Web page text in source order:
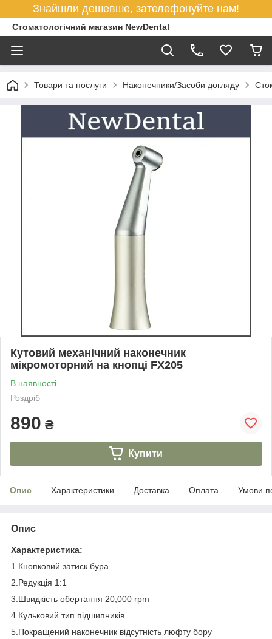
Знайшли дешевше, зателефонуйте нам!
Стоматологічний магазин NewDental
Товари та послуги Наконечники/Засоби догляду
Кутовий механічний наконечник
мікромоторний на кнопці FX205
В наявності
Роздріб
890 ₴
Купити
Опис Характеристики Доставка Оплата Умови
Опис
Характеристика:
1.Кнопковий затиск бура
2.Редукція 1:1
3.Швидкість обертання 20,000 rpm
4.Кульковий тип підшипників
5.Покращений наконечник відсутність люфту бору